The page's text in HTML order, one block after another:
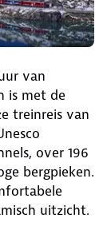
van
is met de
treinreis van
over 196
bergpieken.
uitzicht.